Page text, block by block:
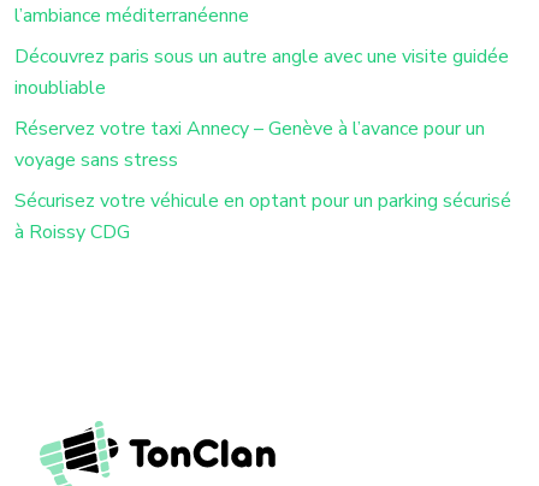
l’ambiance méditerranéenne
Découvrez paris sous un autre angle avec une visite guidée
inoubliable
Réservez votre taxi Annecy – Genève à l’avance pour un
voyage sans stress
Sécurisez votre véhicule en optant pour un parking sécurisé
à Roissy CDG